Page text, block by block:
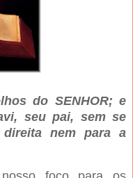
do SENHOR; e
seu pai, sem se
nem para a